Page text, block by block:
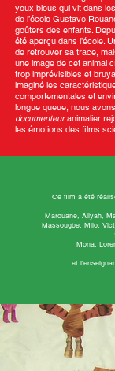
yeux bleus qui vit dans
de l’école Gustave
goûters des enfants.
été aperçu dans l’école.
de retrouver sa trace,
une image de cet animal
trop imprévisibles et
imaginé les
comportementales et
longue queue, nous
documenteuranimalier
les émotions des films
Ce film a été
Marouane, Aliyah,
Massougbe, Milo,
Mona,
et